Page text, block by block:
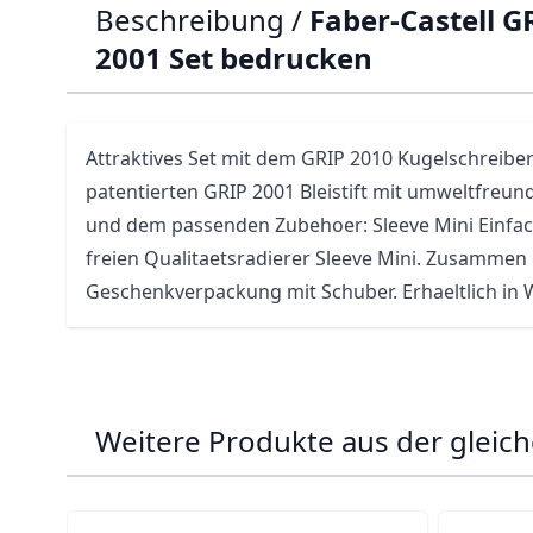
Beschreibung / Faber-Castell
2001 Set bedrucken
Attraktives Set mit dem GRIP 2010
patentierten GRIP 2001 Bleistift mit
und dem passenden Zubehoer: Sleeve Mini
freien Qualitaetsradierer Sleeve Mini.
Geschenkverpackung mit Schuber. Erhaeltlich in
Weitere Produkte aus der